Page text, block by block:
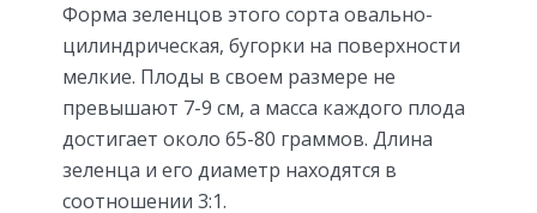
Форма зеленцов этого сорта овально-
цилиндрическая, бугорки на поверхности
мелкие. Плоды в своем размере не
превышают 7-9 см, а масса каждого плода
достигает около 65-80 граммов. Длина
зеленца и его диаметр находятся в
соотношении 3:1.